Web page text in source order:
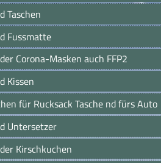
Taschen
Fussmatte
Corona-Masken auch FFP2
Kissen
für Rucksack Tasche nd fürs Auto
Untersetzer
Kirschkuchen